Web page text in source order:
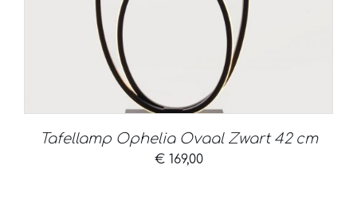
Tafellamp Ophelia Ovaal Zwart 42 cm
€169,00